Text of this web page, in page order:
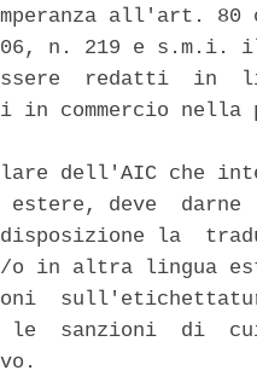
all'art. 80
n. 219 e
essere  redatti  in
in commercio
dell'AIC che
deve  darne
disposizione la
o in altra lingua
le  sanzioni  di